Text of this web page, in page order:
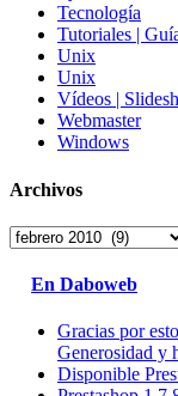
Tecnología
Tutoriales |
Unix
Unix
Vídeos |
Webmaster
Windows
Archivos
Archivos
En Daboweb
Gracias por
Generosidad y
Disponible